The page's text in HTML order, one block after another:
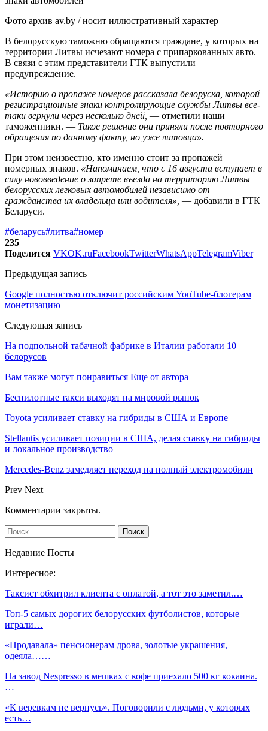
Фото архив av.by / носит иллюстративный характер
В белорусскую таможню обращаются граждане, у которых на
территории Литвы исчезают номера с припаркованных авто.
В связи с этим представители ГТК выпустили
предупреждение.
«Историю о пропаже номеров рассказала белоруска, которой
регистрационные знаки контролирующие службы Литвы все-
таки вернули через несколько дней, — отметили наши
таможенники. — Такое решение они приняли после повторного
обращения по данному факту, но уже литовца».
При этом неизвестно, кто именно стоит за пропажей
номерных знаков. «Напоминаем, что с 16 августа вступает в
силу нововведение о запрете въезда на территорию Литвы
белорусских легковых автомобилей независимо от
гражданства их владельца или водителя», — добавили в ГТК
Беларуси.
#беларусь#литва#номер
235
Поделится VKOK.ruFacebookTwitterWhatsAppTelegramViber
Предыдущая запись
Google полностью отключит российским YouTube-блогерам
монетизацию
Следующая запись
На подпольной табачной фабрике в Италии работали 10
белорусов
Вам также могут понравиться Еще от автора
Беспилотные такси выходят на мировой рынок
Toyota усиливает ставку на гибриды в США и Европе
Stellantis усиливает позиции в США, делая ставку на гибриды
и локальное производство
Mercedes-Benz замедляет переход на полный электромобили
Prev Next
Комментарии закрыты.
Недавние Посты
Интересное:
Таксист обхитрил клиента с оплатой, а тот это заметил.…
​Топ-5 самых дорогих белорусских футболистов, которые
играли…
«Продавала» пенсионерам дрова, золотые украшения,
одеяла……
На завод Nespresso в мешках с кофе приехало 500 кг кокаина.
…
«К веревкам не вернусь». Поговорили с людьми, у которых
есть…